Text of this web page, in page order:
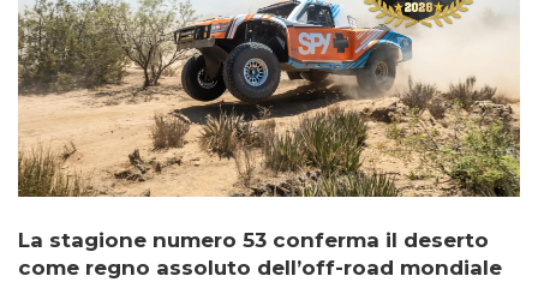
La stagione numero 53 conferma il deserto
come regno assoluto dell’off-road mondiale